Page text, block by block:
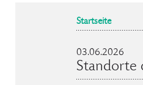
Startseite
03.06.2026
Standorte